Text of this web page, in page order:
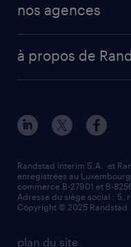
nos agences
à propos de
plan du site
Randstad Interim S.A. et
enregistrées au
commerce B-27901 et B-
Adresse du siège social : 5,
Copyright © 2025 Randstad.